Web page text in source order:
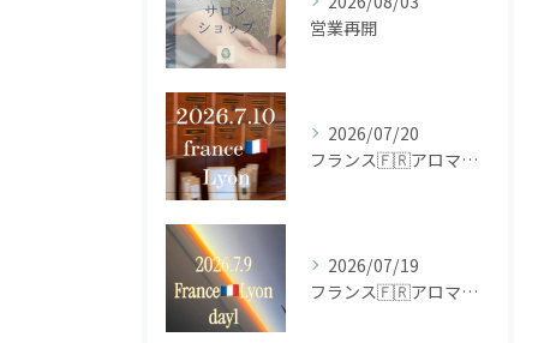
営業再開
2026/07/20
フランス🇫🇷アロマ研修ツアー𝗱𝗮𝘆𝟮
2026/07/19
フランス🇫🇷アロマ研修ツアー𝗱𝗮𝘆𝟭